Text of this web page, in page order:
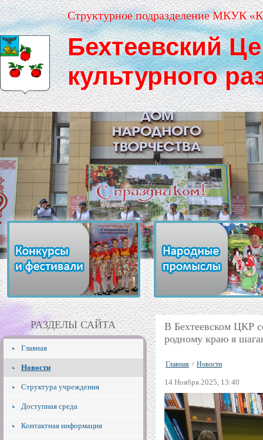
Структурное подразделение МКУК
Бехтеевский
культурного
РАЗДЕЛЫ САЙТА
Главная
Новости
Структура учреждения
Доступная среда
Контактная информация
В Бехтеевском ЦКР
родному краю я
Главная / Новости
14 Ноября 2025, 13:40